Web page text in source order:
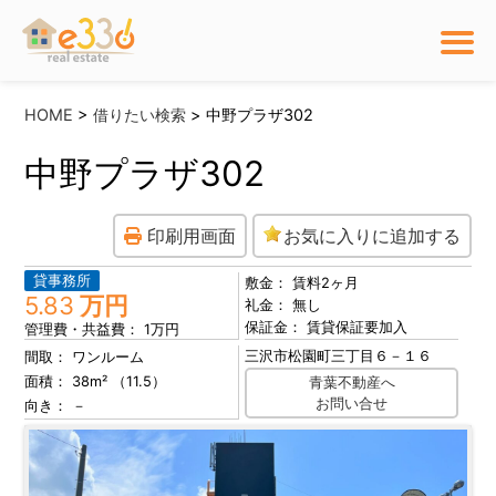
HOME >借りたい検索 > 中野プラザ302
中野プラザ302
印刷用画面 お気に入りに追加する
貸事務所
5.83 万円
管理費・共益費 1万円
敷金
賃料2ヶ月
礼金
無し
保証金
賃貸保証要加入
間取
ワンルーム
面積
38m² （11.5 ）
向き
三沢市松園町三丁目６－１６
青葉不動産へ
お問い合せ